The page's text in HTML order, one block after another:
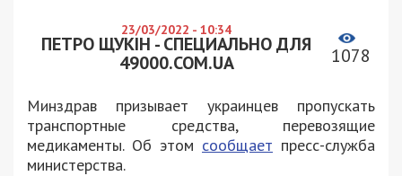
23/03/2022 - 10:34
ПЕТРО ЩУКІН - СПЕЦИАЛЬНО ДЛЯ
49000.COM.UA
1078
Минздрав призывает украинцев пропускать
транспортные средства, перевозящие
медикаменты. Об этом сообщает пресс-служба
министерства.